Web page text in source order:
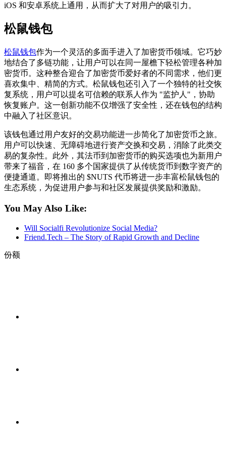
iOS 和安卓系统上通用，从而扩大了对用户的吸引力。
松鼠钱包
松鼠钱包作为一个灵活的多面手进入了加密货币领域。它巧妙
地结合了多链功能，让用户可以在同一屋檐下轻松管理各种加
密货币。这种整合迎合了加密货币爱好者的不同需求，他们更
喜欢集中、精简的方式。松鼠钱包还引入了一个独特的社交恢
复系统，用户可以提名可信赖的联系人作为 "监护人"，协助
恢复账户。这一创新功能不仅增强了安全性，还在钱包的结构
中融入了社区意识。
该钱包通过用户友好的交易功能进一步简化了加密货币之旅。
用户可以快速、无障碍地进行资产交换和交易，消除了此类交
易的复杂性。此外，其法币到加密货币的购买选项也为新用户
带来了福音，在 160 多个国家提供了从传统货币到数字资产的
便捷通道。即将推出的 $NUTS 代币将进一步丰富松鼠钱包的
生态系统，为促进用户参与和社区发展提供奖励和激励。
You May Also Like:
Will Socialfi Revolutionize Social Media?
Friend.Tech – The Story of Rapid Growth and Decline
份额